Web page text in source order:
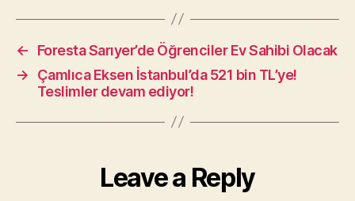
←
Foresta Sarıyer’de Öğrenciler Ev Sahibi Olacak
→
Çamlıca Eksen İstanbul’da 521 bin TL’ye!
Teslimler devam ediyor!
Leave a Reply